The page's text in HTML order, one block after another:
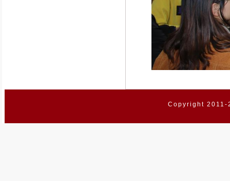
Copyright 2011-